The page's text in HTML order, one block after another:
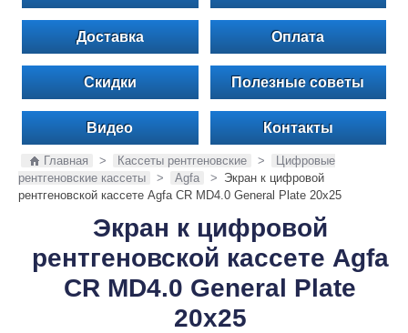
Доставка Оплата
Скидки Полезные советы
Видео Контакты
Главная > Кассеты рентгеновские >
Цифровые
рентгеновские кассеты
> Agfa > Экран к цифровой
рентгеновской кассете Agfa CR MD4.0 General Plate 20x25
Экран к цифровой
рентгеновской кассете Agfa
CR MD4.0 General Plate
20x25